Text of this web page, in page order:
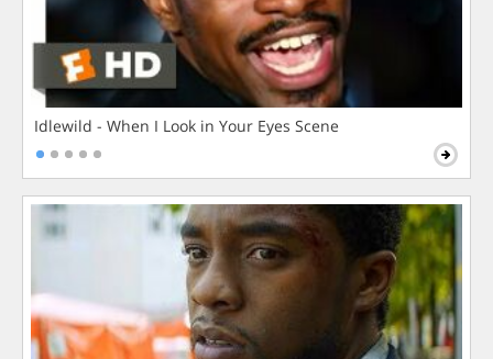
Idlewild - When I Look in Your Eyes Scene